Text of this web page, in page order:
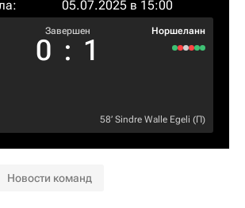
05.07.2025 в 15:00
Завершен
0 : 1
Норшеланн
58‎’‎ Sindre Walle Egeli (П)
Новости команд